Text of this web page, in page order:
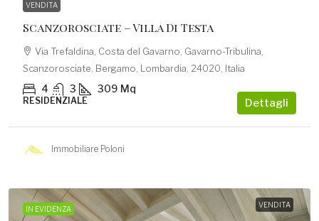
VENDITA
Scanzorosciate – Villa Di Testa
Via Trefaldina, Costa del Gavarno, Gavarno-Tribulina,
Scanzorosciate, Bergamo, Lombardia, 24020, Italia
4 3 309 Mq
RESIDENZIALE Dettagli
Immobiliare Poloni
IN EVIDENZA VENDITA